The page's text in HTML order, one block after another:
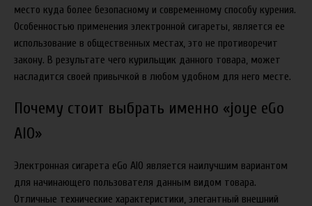
место куда более безопасному и современному способу курения.
Особенностью применения электронной сигареты, является ее
использование в общественных местах, это не противоречит
закону. В результате чего курильщик данного товара, может
насладится своей привычкой в любом удобном для него месте.
Почему стоит выбрать именно «joye eGo
AIO»
Электронная сигарета eGo AIO является наилучшим вариантом
для начинающего пользователя данным видом товара.
Отличные технические характеристики, элегантный внешний